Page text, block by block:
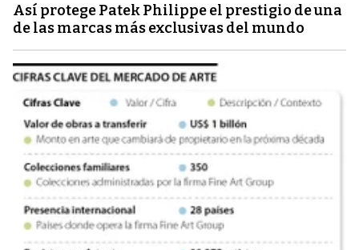
Así protege Patek Philippe el prestigio de una
de las marcas más exclusivas del mundo